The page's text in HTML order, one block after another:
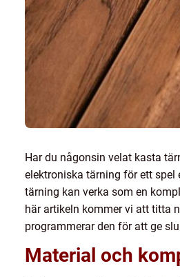
Har du någonsin velat kasta
elektroniska tärning för ett spel
tärning kan verka som en
här artikeln kommer vi att titta
programmerar den för att ge
Material och